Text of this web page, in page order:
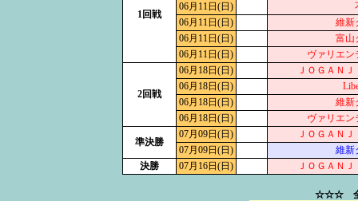
1回戦
06月11日(日)
06月11日(日)
維新
06月11日(日)
富山
06月11日(日)
ヴァリエン
2回戦
06月18日(日)
ＪＯＧＡＮＪ
06月18日(日)
06月18日(日)
維新
06月18日(日)
ヴァリエン
準決勝
07月09日(日)
ＪＯＧＡＮＪ
07月09日(日)
維新
決勝
07月16日(日) ＪＯＧＡＮＪ
☆☆☆ 全